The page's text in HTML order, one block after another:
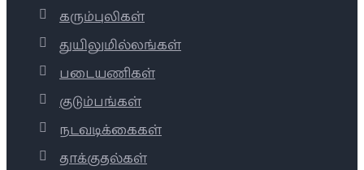
கரும்புலிகள்
துயிலுமில்லங்கள்
படையணிகள்
குடும்பங்கள்
நடவடிக்கைகள்
தாக்குதல்கள்